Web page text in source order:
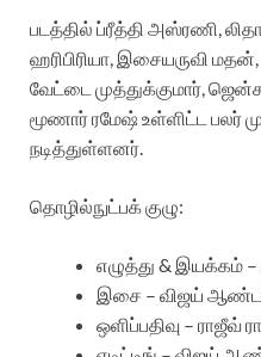
படத்தில் ப்ரீத்தி அஸ்ரணி,
ஹரிபிரியா, இசையருவி
வேட்டை முத்துக்குமார்,
மூணார் ரமேஷ் உள்ளிட்ட பலர்
நடித்துள்ளனர்.
தொழில்நுட்பக் குழு:
எழுத்து & இயக்கம் –
இசை – விஜய்
ஒளிப்பதிவு – ராஜீவ்